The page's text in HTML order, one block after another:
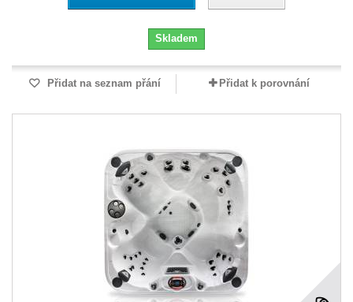
Skladem
Přidat na seznam přání Přidat k porovnání